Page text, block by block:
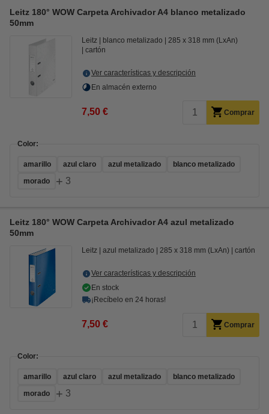
Leitz 180° WOW Carpeta Archivador A4 blanco metalizado
50mm
Leitz blanco metalizado
285 x 318 mm (LxAn)
cartón
Ver características y descripción
En almacén externo
7,50 € Comprar
Color:
amarillo azul claro azul metalizado
blanco metalizado
morado
+ 3
Leitz 180° WOW Carpeta Archivador A4 azul metalizado
50mm
Leitz azul metalizado 285 x 318 mm (LxAn) cartón
Ver características y descripción
En stock
¡Recíbelo en 24 horas!
7,50 € Comprar
Color:
amarillo azul claro azul metalizado
blanco metalizado
morado
+ 3